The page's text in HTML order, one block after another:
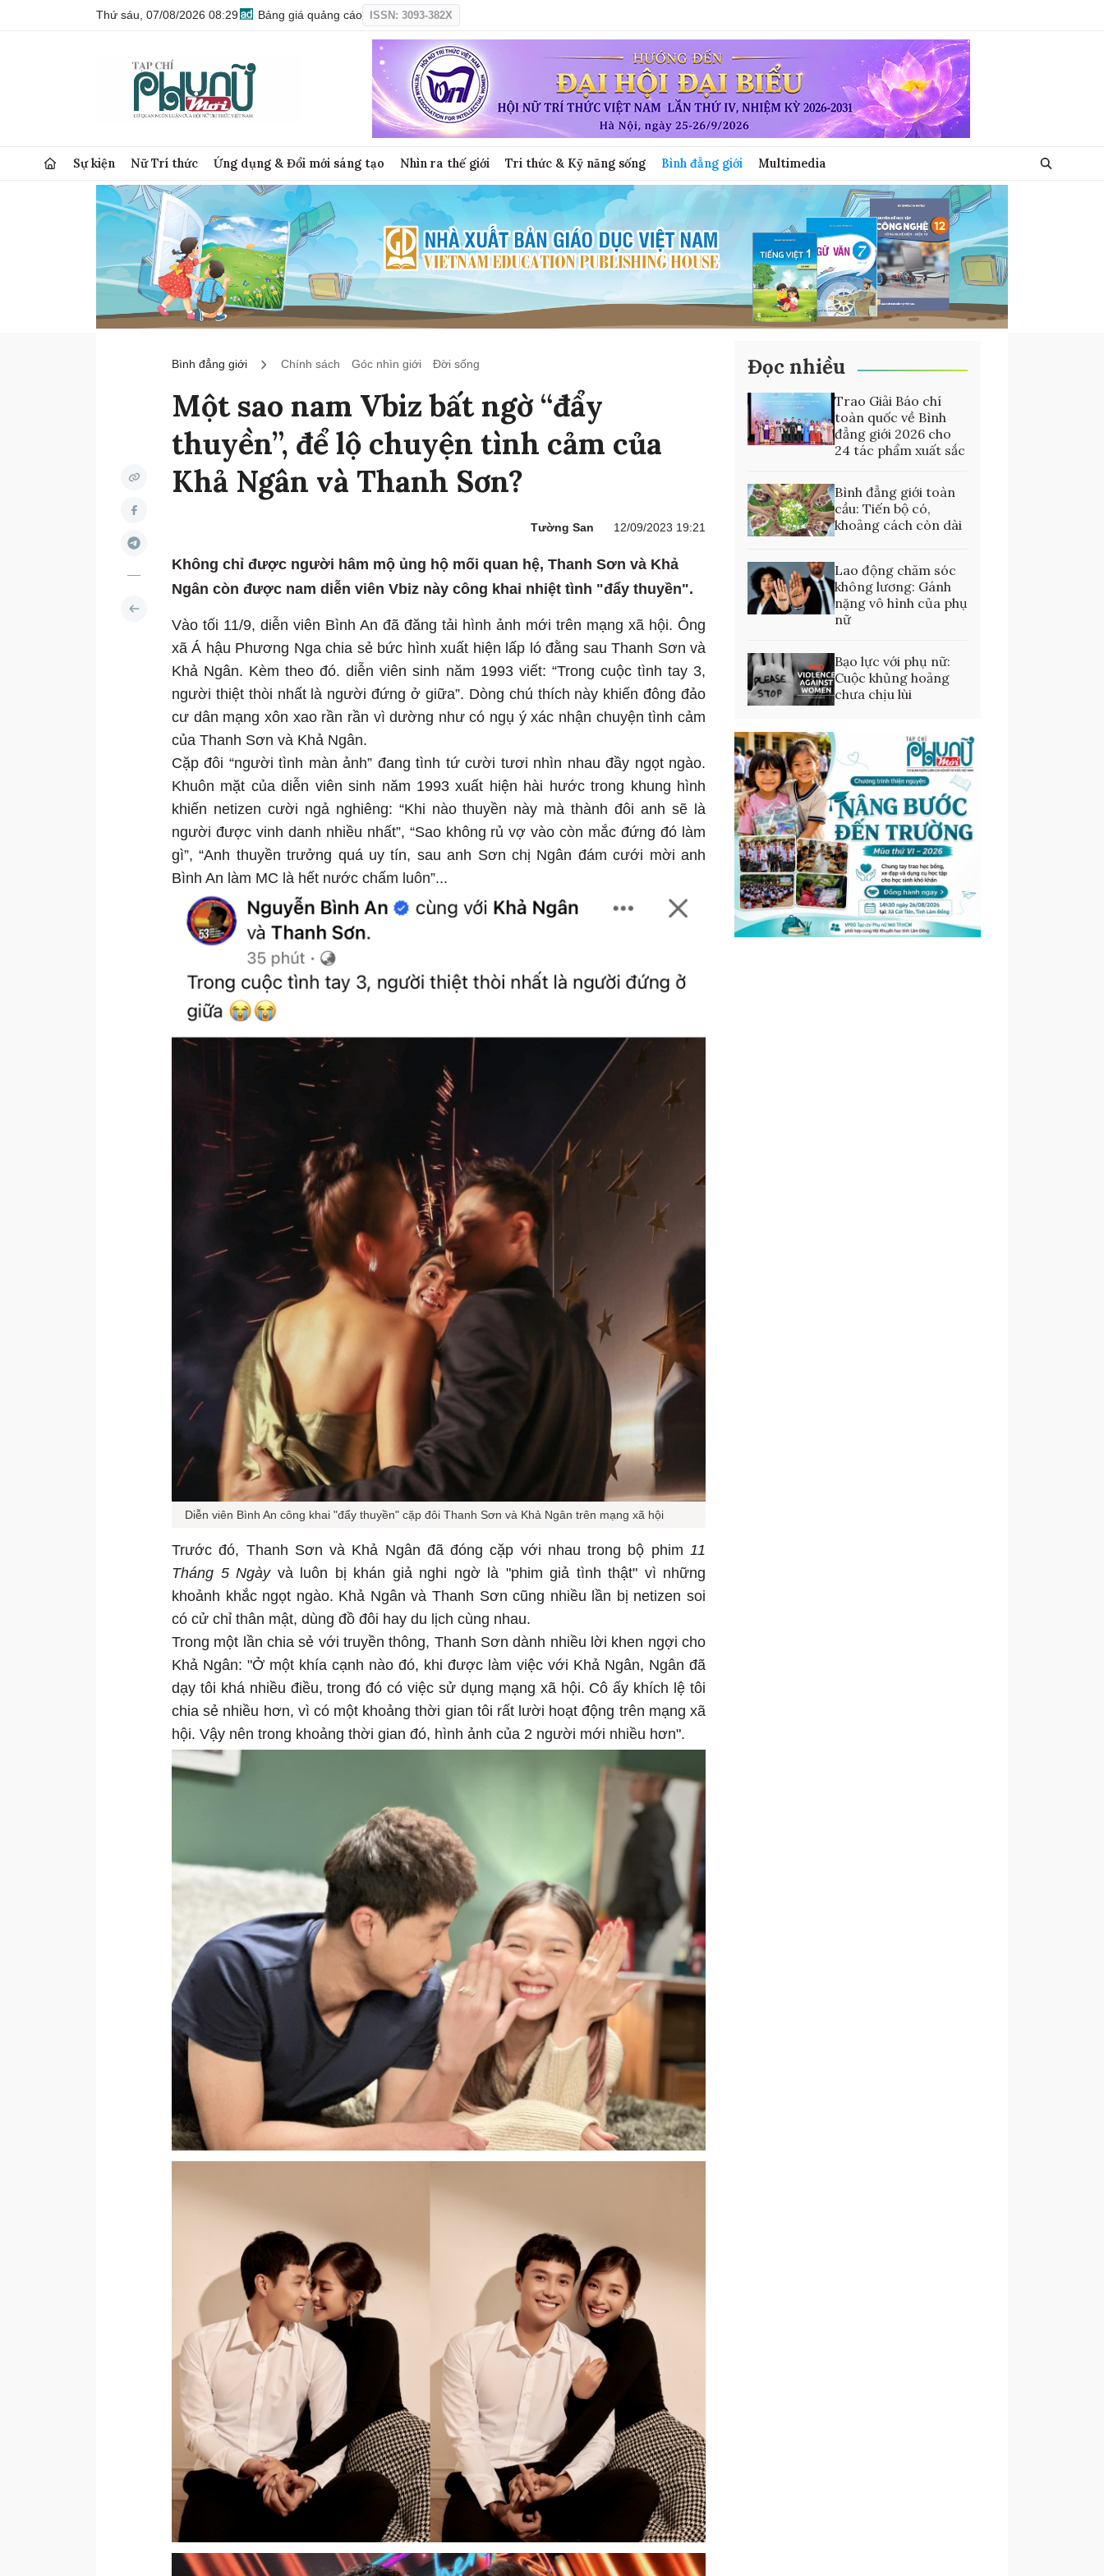
Thứ sáu, 07/08/2026 08:29 Bảng giá quảng cáo ISSN: 3093-382X
Sự kiện Nữ Trí thức Ứng dụng & Đổi mới sáng tạo Nhìn ra thế giới Tri thức & Kỹ năng sống Bình đẳng giới Multimedia
Bình đẳng giới Chính sách Góc nhìn giới Đời sống
Một sao nam Vbiz bất ngờ “đẩy
thuyền”, để lộ chuyện tình cảm của
Khả Ngân và Thanh Sơn?
Tường San 12/09/2023 19:21
Không chỉ được người hâm mộ ủng hộ mối quan hệ, Thanh Sơn và Khả
Ngân còn được nam diễn viên Vbiz này công khai nhiệt tình "đẩy thuyền".
Vào tối 11/9, diễn viên Bình An đã đăng tải hình ảnh mới trên mạng xã hội. Ông
xã Á hậu Phương Nga chia sẻ bức hình xuất hiện lấp ló đằng sau Thanh Sơn và
Khả Ngân. Kèm theo đó. diễn viên sinh năm 1993 viết: “Trong cuộc tình tay 3,
người thiệt thòi nhất là người đứng ở giữa”. Dòng chú thích này khiến đông đảo
cư dân mạng xôn xao rần rần vì dường như có ngụ ý xác nhận chuyện tình cảm
của Thanh Sơn và Khả Ngân.
Cặp đôi “người tình màn ảnh” đang tình tứ cười tươi nhìn nhau đầy ngọt ngào.
Khuôn mặt của diễn viên sinh năm 1993 xuất hiện hài hước trong khung hình
khiến netizen cười ngả nghiêng: “Khi nào thuyền này mà thành đôi anh sẽ là
người được vinh danh nhiều nhất”, “Sao không rủ vợ vào còn mắc đứng đó làm
gì”, “Anh thuyền trưởng quá uy tín, sau anh Sơn chị Ngân đám cưới mời anh
Bình An làm MC là hết nước chấm luôn”...
Diễn viên Bình An công khai "đẩy thuyền" cặp đôi Thanh Sơn và Khả Ngân trên mạng xã hội
Trước đó, Thanh Sơn và Khả Ngân đã đóng cặp với nhau trong bộ phim 11
Tháng 5 Ngàyvà luôn bị khán giả nghi ngờ là "phim giả tình thật" vì những
khoảnh khắc ngọt ngào. Khả Ngân và Thanh Sơn cũng nhiều lần bị netizen soi
có cử chỉ thân mật, dùng đồ đôi hay du lịch cùng nhau.
Trong một lần chia sẻ với truyền thông, Thanh Sơn dành nhiều lời khen ngợi cho
Khả Ngân: "Ở một khía cạnh nào đó, khi được làm việc với Khả Ngân, Ngân đã
dạy tôi khá nhiều điều, trong đó có việc sử dụng mạng xã hội. Cô ấy khích lệ tôi
chia sẻ nhiều hơn, vì có một khoảng thời gian tôi rất lười hoạt động trên mạng xã
hội. Vậy nên trong khoảng thời gian đó, hình ảnh của 2 người mới nhiều hơn".
Đọc nhiều
Trao Giải Báo chí
toàn quốc về Bình
đẳng giới 2026 cho
24 tác phẩm xuất sắc
Bình đẳng giới toàn
cầu: Tiến bộ có,
khoảng cách còn dài
Lao động chăm sóc
không lương: Gánh
nặng vô hình của phụ
nữ
Bạo lực với phụ nữ:
Cuộc khủng hoảng
chưa chịu lùi